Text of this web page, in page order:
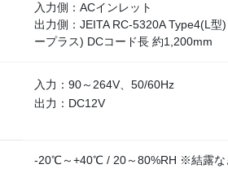
入力側：ACインレット
出力側：JEITA RC-5320A Type4(L型
ープラス) DCコード長 約1,200mm
入力：90～264V、50/60Hz
出力：DC12V
-20℃～+40℃ / 20～80%RH ※結露な